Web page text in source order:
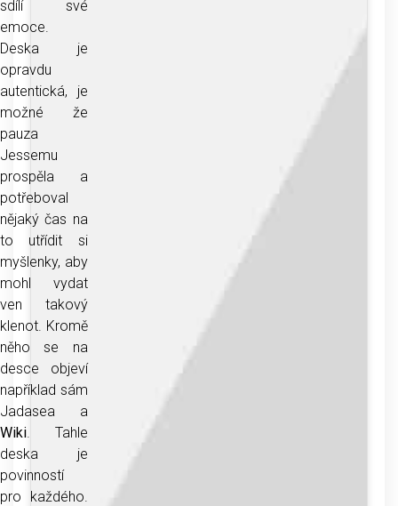
sdílí své
emoce.
Deska je
opravdu
autentická, je
možné že
pauza
Jessemu
prospěla a
potřeboval
nějaký čas na
to utřídit si
myšlenky, aby
mohl vydat
ven takový
klenot. Kromě
něho se na
desce objeví
například sám
Jadasea a
Wiki. Tahle
deska je
povinností
pro každého.